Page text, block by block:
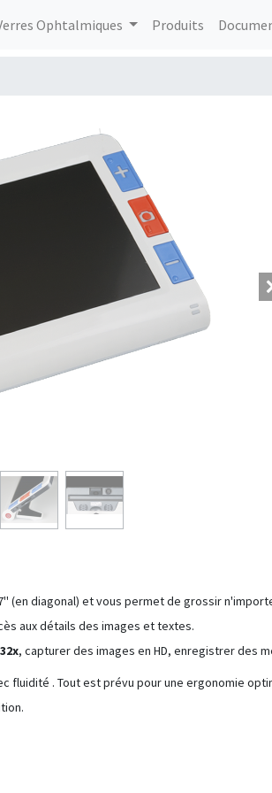
Ophtalmiques Produits
(en diagonal) et vous permet de grossir
aux détails des images et textes.
, capturer des images en HD, enregistrer des
fluidité . Tout est prévu pour une ergonomie